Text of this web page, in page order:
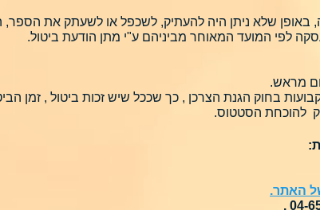
באופן שלא ניתן היה להעתיק, לשכפל או לשעתק את הספר,
מראש.
להוכחת הסטטוס.
האתר.